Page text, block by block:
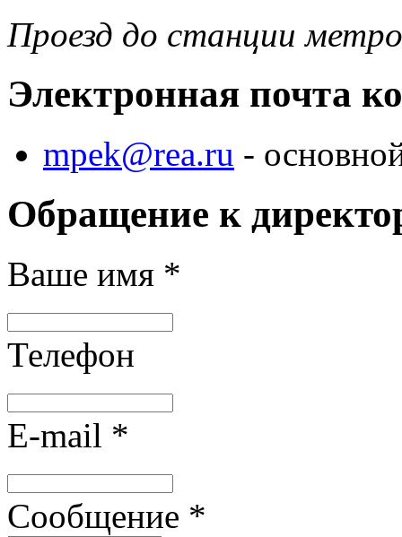
Проезд до станции
Электронная почта
mpek@rea.ru -
Обращение к
Ваше имя *
Телефон
E-mail *
Сообщение *